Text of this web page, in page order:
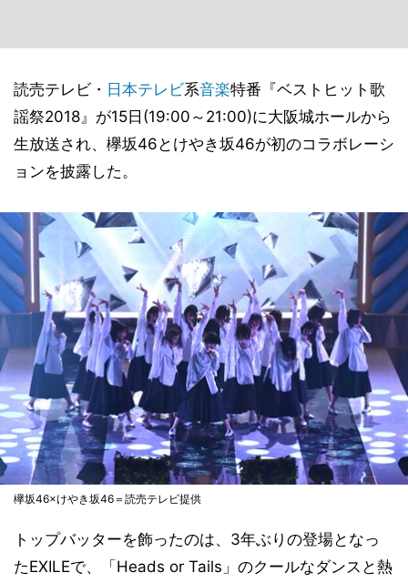
読売テレビ・ 日本テレビ系音楽特番『ベストヒット歌
謡祭2018』が15日(19:00～21:00)に大阪城ホールから
生放送され、欅坂46とけやき坂46が初のコラボレーシ
ョンを披露した。
欅坂46×けやき坂46＝読売テレビ提供
トップバッターを飾ったのは、3年ぶりの登場となっ
たEXILEで、「Heads or Tails」のクールなダンスと熱